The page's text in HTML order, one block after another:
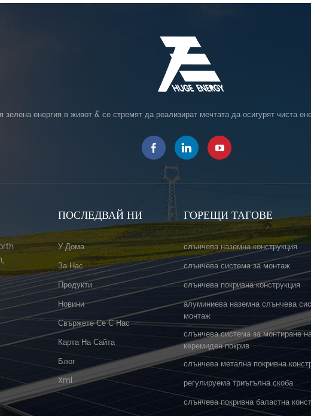
зелена енергия в живот & се стремят да реализират мечтата да осигурят чиста
ПОСЛЕДВАЙ НИ
У Дома
За Нас
Продукти
Новини
Свържете Се С Нас
Карта На Сайта
Блог
Xml
ГОРЕЩИ ТАГОВЕ
слънчева наземна конструкция
слънчева система за монтаж
слънчева покривна конструкция
алуминиева наземна слънчева
монтаж
слънчева система за монтиране
керемиден покрив
слънчева метална покривна
регулируема триъгълна скоба
слънчева покривна баластна